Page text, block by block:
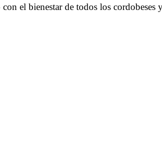
el bienestar de todos los cordobeses